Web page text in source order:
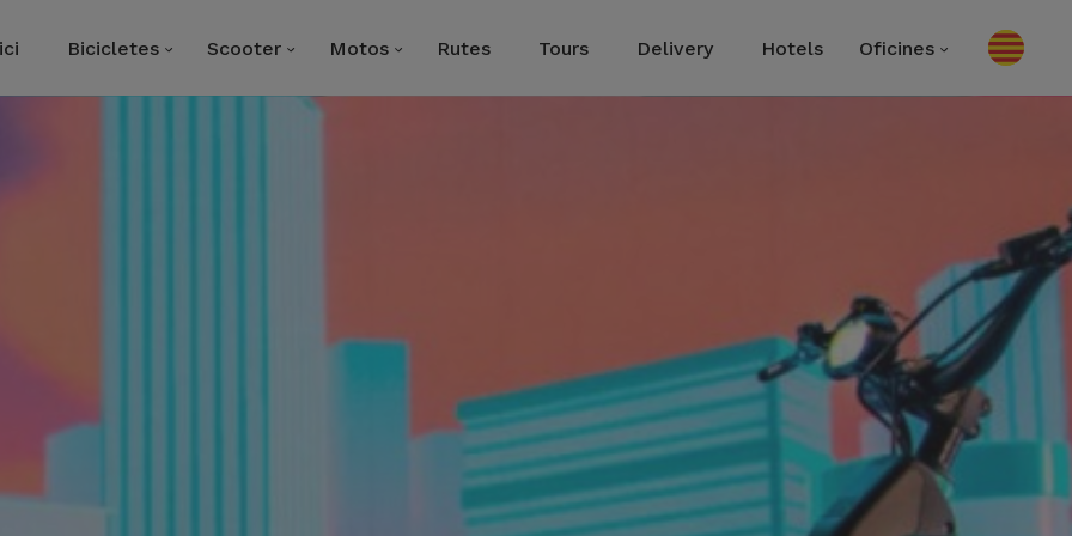
Bicicletes Scooter Motos Rutes Tours Delivery Hotels Oficines